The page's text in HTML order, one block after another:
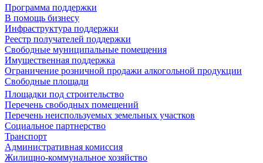
Программа поддержки
В помощь бизнесу
Инфраструктура поддержки
Реестр получателей поддержки
Свободные муниципальные помещения
Имущественная поддержка
Ограничение розничной продажи алкогольной продукции
Свободные площади
Площадки под строительство
Перечень свободных помещений
Перечень неиспользуемых земельных участков
Социальное партнерство
Транспорт
Административная комиссия
Жилищно-коммунальное хозяйство